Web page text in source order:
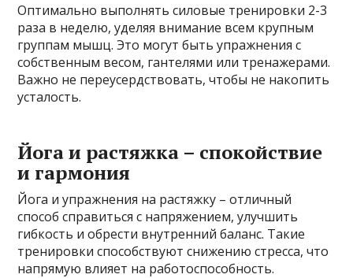
Оптимально выполнять силовые тренировки 2-3
раза в неделю, уделяя внимание всем крупным
группам мышц. Это могут быть упражнения с
собственным весом, гантелями или тренажерами.
Важно не переусердствовать, чтобы не накопить
усталость.
Йога и растяжка – спокойствие
и гармония
Йога и упражнения на растяжку – отличный
способ справиться с напряжением, улучшить
гибкость и обрести внутренний баланс. Такие
тренировки способствуют снижению стресса, что
напрямую влияет на работоспособность.